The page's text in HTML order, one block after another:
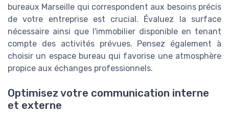
bureaux Marseille qui correspondent aux besoins précis
de votre entrepriseest crucial. Évaluez la surface
nécessaire ainsi que l'immobilier disponible en tenant
compte des activités prévues. Pensez également à
choisir un espacebureau qui favorise une atmosphère
propice aux échanges professionnels.
Optimisez votre communication interne
et externe